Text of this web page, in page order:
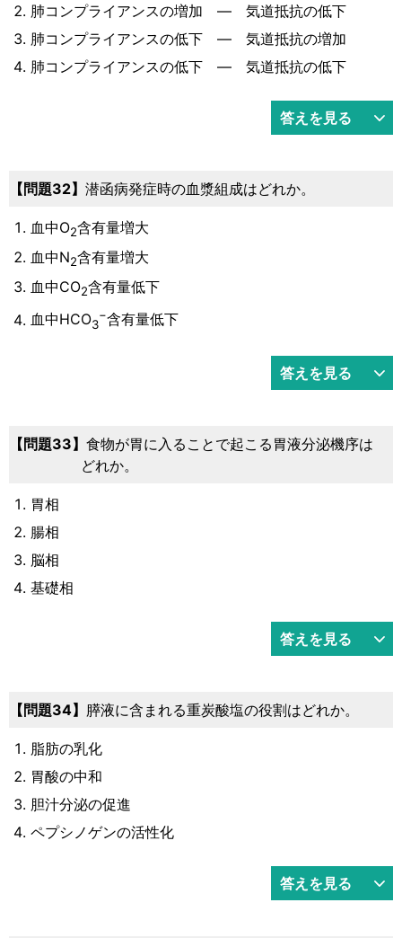
肺コンプライアンスの増加 ― 気道抵抗の低下
肺コンプライアンスの低下 ― 気道抵抗の増加
肺コンプライアンスの低下 ― 気道抵抗の低下
答えを見る
32 潜函病発症時の血漿組成はどれか。
血中O2含有量増大
血中N2含有量増大
血中CO2含有量低下
血中HCO3
−含有量低下
答えを見る
33
食物が胃に入ることで起こる胃液分泌機序は
どれか。
胃相
腸相
脳相
基礎相
答えを見る
34 膵液に含まれる重炭酸塩の役割はどれか。
脂肪の乳化
胃酸の中和
胆汁分泌の促進
ペプシノゲンの活性化
答えを見る